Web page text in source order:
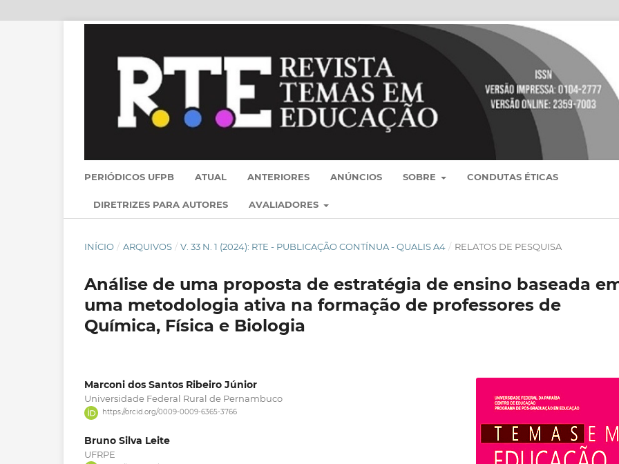
PERIÓDICOS UFPB ATUAL ANTERIORES ANÚNCIOS SOBRE CONDUTAS ÉTICAS
DIRETRIZES PARA AUTORES AVALIADORES
INÍCIO / ARQUIVOS / V. 33 N. 1 (2024): RTE - PUBLICAÇÃO CONTÍNUA - QUALIS A4 / RELATOS DE PESQUISA
Análise de uma proposta de estratégia de ensino baseada
uma metodologia ativa na formação de professores de
Química, Física e Biologia
Marconi dos Santos Ribeiro Júnior
Universidade Federal Rural de Pernambuco
https://orcid.org/0009-0009-6365-3766
Bruno Silva Leite
UFRPE